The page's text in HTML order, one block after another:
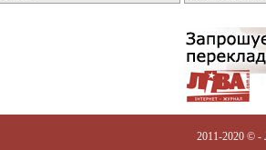
2011-2020 © -